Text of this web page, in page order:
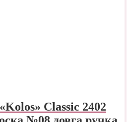
Classic 2402